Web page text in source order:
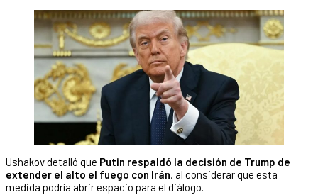
Ushakov detalló que Putin respaldó la decisión de Trump de
extender el alto el fuego con Irán, al considerar que esta
medida podría abrir espacio para el diálogo.